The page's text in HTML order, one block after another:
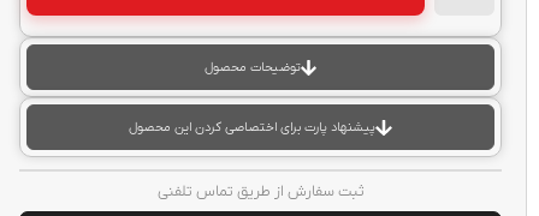
توضیحات محصول
پیشنهاد پارت برای اختصاصی کردن این محصول
ثبت سفارش از طریق تماس تلفنی